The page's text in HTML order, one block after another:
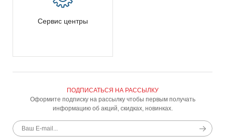
Сервис центры
ПОДПИСАТЬСЯ НА РАССЫЛКУ
Оформите подписку на рассылку чтобы первым получать
информацию об акций, скидках, новинках.